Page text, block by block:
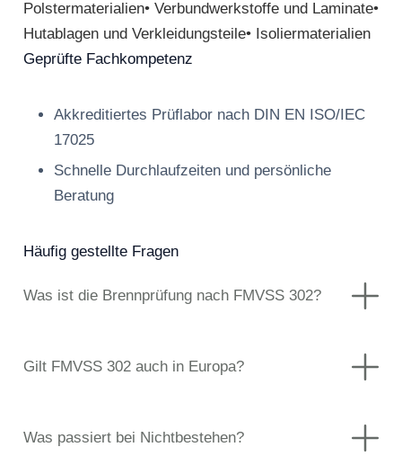
Polstermaterialien• Verbundwerkstoffe und Laminate•
Hutablagen und Verkleidungsteile• Isoliermaterialien
Geprüfte Fachkompetenz
Akkreditiertes Prüflabor nach DIN EN ISO/IEC
17025
Schnelle Durchlaufzeiten und persönliche
Beratung
Häufig gestellte Fragen
Was ist die Brennprüfung nach FMVSS 302?
Gilt FMVSS 302 auch in Europa?
Was passiert bei Nichtbestehen?